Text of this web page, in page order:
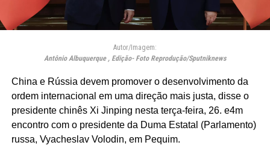
Autor/Imagem:
Antônio Albuquerque , Edição- Foto Reprodução/Sputniknews
China e Rússia devem promover o desenvolvimento da
ordem internacional em uma direção mais justa, disse o
presidente chinês Xi Jinping nesta terça-feira, 26. e4m
encontro com o presidente da Duma Estatal (Parlamento)
russa, Vyacheslav Volodin, em Pequim.